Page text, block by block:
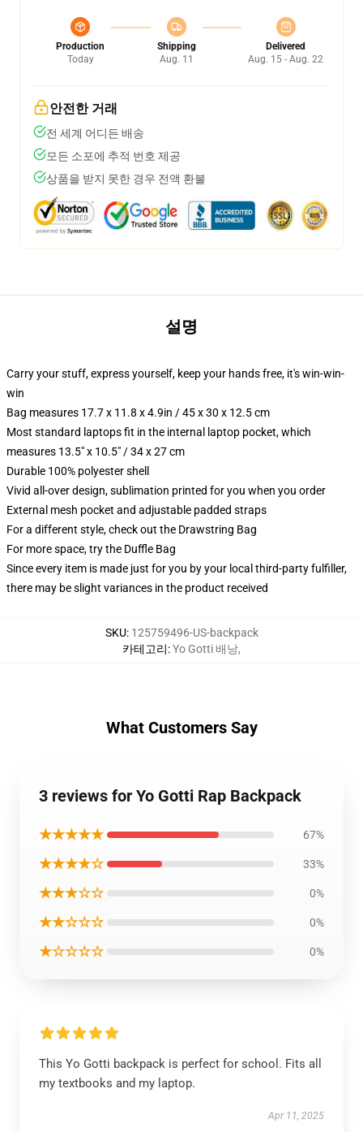
Production
Today
Shipping
Aug. 11
Delivered
Aug. 15 - Aug. 22
안전한 거래
전 세계 어디든 배송
모든 소포에 추적 번호 제공
상품을 받지 못한 경우 전액 환불
설명
Carry your stuff, express yourself, keep your hands free, it's win-win-
win
Bag measures 17.7 x 11.8 x 4.9in / 45 x 30 x 12.5 cm
Most standard laptops fit in the internal laptop pocket, which
measures 13.5" x 10.5" / 34 x 27 cm
Durable 100% polyester shell
Vivid all-over design, sublimation printed for you when you order
External mesh pocket and adjustable padded straps
For a different style, check out the Drawstring Bag
For more space, try the Duffle Bag
Since every item is made just for you by your local third-party fulfiller,
there may be slight variances in the product received
SKU: 125759496-US-backpack
카테고리:Yo Gotti 배낭,
What Customers Say
3 reviews for Yo Gotti Rap Backpack
★★★★★ 67%
★★★★☆ 33%
★★★☆☆ 0%
★★☆☆☆ 0%
★☆☆☆☆ 0%
This Yo Gotti backpack is perfect for school. Fits all
my textbooks and my laptop.
Apr 11, 2025